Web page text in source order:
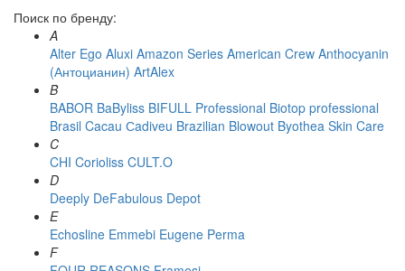
Поиск по бренду:
A
Alter Ego Aluxi Amazon Series American Crew Anthocyanin
(Антоцианин) ArtAlex
B
BABOR BaByliss BIFULL Professional Biotop professional
Brasil Cacau Сadiveu Brazilian Blowout Byothea Skin Care
C
CHI Corioliss CULT.O
D
Deeply DeFabulous Depot
E
Echosline Emmebi Eugene Perma
F